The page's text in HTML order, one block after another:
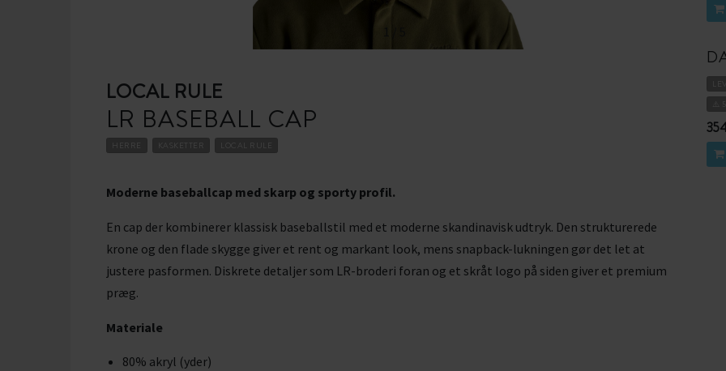
LOCAL RULE
LR BASEBALL CAP
KASKETTER
Moderne baseballcap med skarp og sporty profil.
En cap der kombinerer klassisk baseballstil med et moderne skandinavisk udtryk. Den strukturerede
krone og den flade skygge giver et rent og markant look, mens snapback-lukningen gør det let at
justere pasformen. Diskrete detaljer som LR-broderi foran og et skråt logo på siden giver et premium
præg.
Materiale
80% akryl (yder)